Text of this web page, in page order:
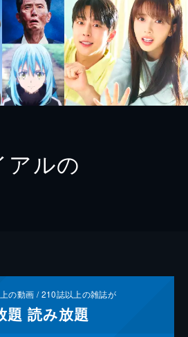
アルの
の動画 /210誌以上の雑誌が
題 読み放題